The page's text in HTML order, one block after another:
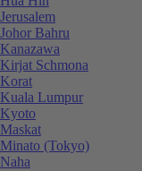
Jerusalem
Johor Bahru
Kanazawa
Kirjat Schmona
Korat
Kuala Lumpur
Kyoto
Maskat
Minato (Tokyo)
Naha